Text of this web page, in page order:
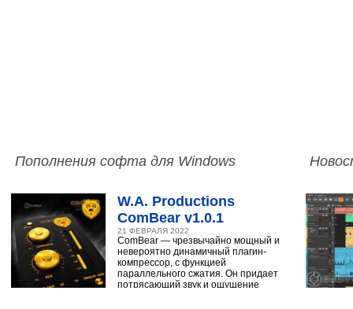
Пополнения софта для Windows
W.A. Productions
ComBear v1.0.1
21 ФЕВРАЛЯ 2022
ComBear — чрезвычайно мощный и
невероятно динамичный плагин-
компрессор, с функцией
параллельного сжатия. Он придает
потрясающий звук и ощущение